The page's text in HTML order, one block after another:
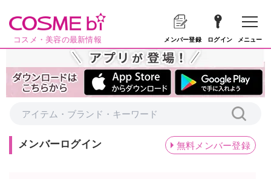
コスメ・美容の最新情報 メンバー登録 ログイン メニュー
メンバーログイン 無料メンバー登録